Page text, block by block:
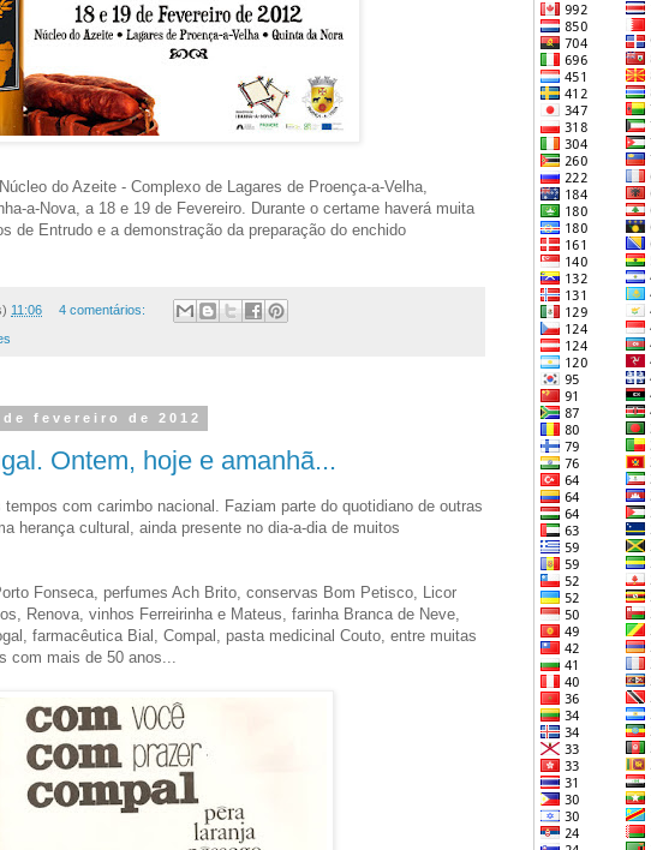
do Azeite - Complexo de Lagares de Proença-a-Velha,
a-Nova, a 18 e 19 de Fevereiro. Durante o certame haverá muita
de Entrudo e a demonstração da preparação do enchido
11:06 4 comentários:
fevereiro de 2012
Ontem, hoje e amanhã...
com carimbo nacional. Faziam parte do quotidiano de outras
herança cultural, ainda presente no dia-a-dia de muitos
Fonseca, perfumes Ach Brito, conservas Bom Petisco, Licor
Renova, vinhos Ferreirinha e Mateus, farinha Branca de Neve,
farmacêutica Bial, Compal, pasta medicinal Couto, entre muitas
com mais de 50 anos...